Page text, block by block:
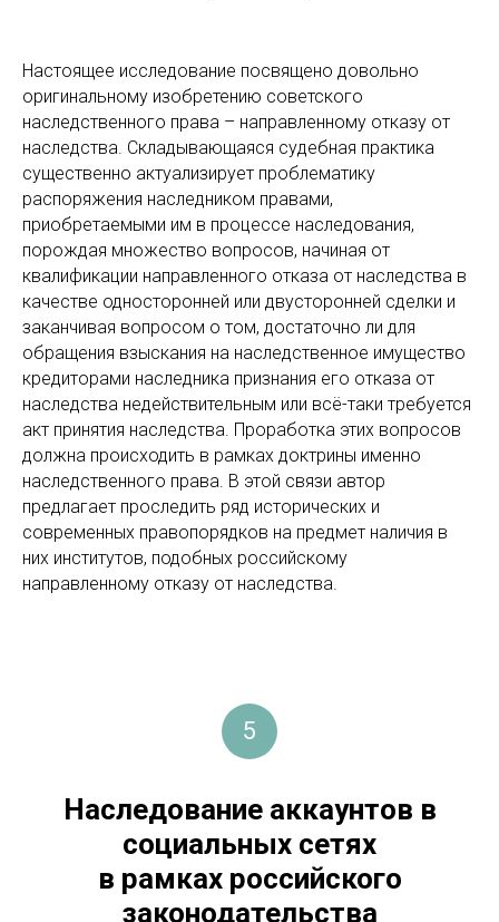
Настоящее исследование посвящено довольно
оригинальному изобретению советского
наследственного права – направленному отказу от
наследства. Складывающаяся судебная практика
существенно актуализирует проблематику
распоряжения наследником правами,
приобретаемыми им в процессе наследования,
порождая множество вопросов, начиная от
квалификации направленного отказа от наследства в
качестве односторонней или двусторонней сделки и
заканчивая вопросом о том, достаточно ли для
обращения взыскания на наследственное имущество
кредиторами наследника признания его отказа от
наследства недействительным или всё-таки требуется
акт принятия наследства. Проработка этих вопросов
должна происходить в рамках доктрины именно
наследственного права. В этой связи автор
предлагает проследить ряд исторических и
современных правопорядков на предмет наличия в
них институтов, подобных российскому
направленному отказу от наследства.
5
Наследование аккаунтов в
социальных сетях
в рамках российского
законодательства